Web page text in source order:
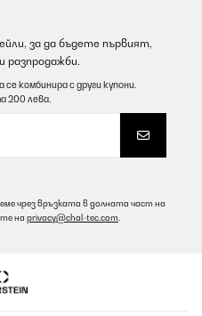
за да бъдете първият,
разпродажби.
комбинира с други купони.
200 лева.
чрез връзката в долната част на
на privacy@chal-tec.com